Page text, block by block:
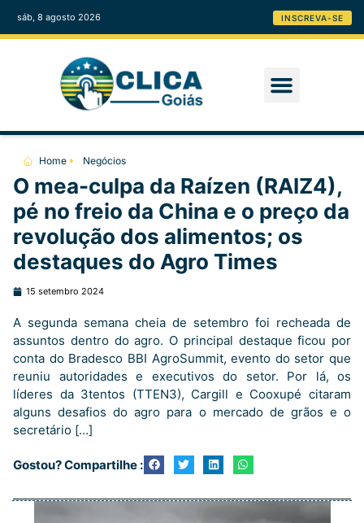
sáb, 8 agosto 2026 INSCREVA-SE
Home Negócios
O mea-culpa da Raízen (RAIZ4),
pé no freio da China e o preço da
revolução dos alimentos; os
destaques do Agro Times
15 setembro 2024
A segunda semana cheia de setembro foi recheada de
assuntos dentro do agro. O principal destaque ficou por
conta do Bradesco BBI AgroSummit, evento do setor que
reuniu autoridades e executivos do setor. Por lá, os
líderes da 3tentos (TTEN3), Cargill e Cooxupé citaram
alguns desafios do agro para o mercado de grãos e o
secretário […]
Gostou? Compartilhe :